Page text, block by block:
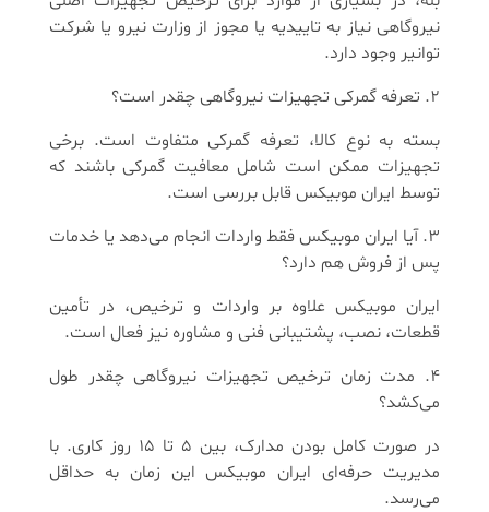
نیروگاهی نیاز به تاییدیه یا مجوز از وزارت نیرو یا شرکت
توانیر وجود دارد.
۲. تعرفه گمرکی تجهیزات نیروگاهی چقدر است؟
بسته به نوع کالا، تعرفه گمرکی متفاوت است. برخی
تجهیزات ممکن است شامل معافیت گمرکی باشند که
توسط ایران موبیکس قابل بررسی است.
۳. آیا ایران موبیکس فقط واردات انجام می‌دهد یا خدمات
پس از فروش هم دارد؟
ایران موبیکس علاوه بر واردات و ترخیص، در تأمین
قطعات، نصب، پشتیبانی فنی و مشاوره نیز فعال است.
۴. مدت زمان ترخیص تجهیزات نیروگاهی چقدر طول
می‌کشد؟
در صورت کامل بودن مدارک، بین ۵ تا ۱۵ روز کاری. با
مدیریت حرفه‌ای ایران موبیکس این زمان به حداقل
می‌رسد.